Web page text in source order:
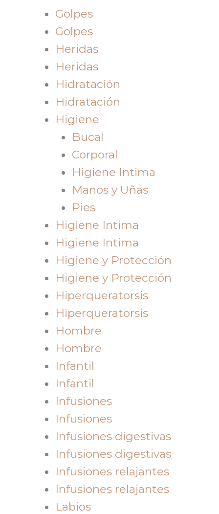
Golpes
Golpes
Heridas
Heridas
Hidratación
Hidratación
Higiene
Bucal
Corporal
Higiene Intima
Manos y Uñas
Pies
Higiene Intima
Higiene Intima
Higiene y Protección
Higiene y Protección
Hiperqueratorsis
Hiperqueratorsis
Hombre
Hombre
Infantil
Infantil
Infusiones
Infusiones
Infusiones digestivas
Infusiones digestivas
Infusiones relajantes
Infusiones relajantes
Labios